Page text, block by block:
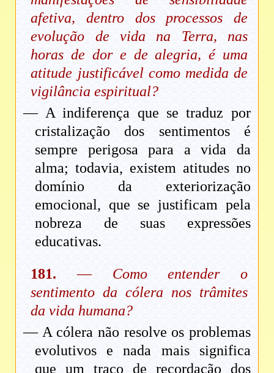
afetiva, dentro dos processos de
evolução de vida na Terra, nas
horas de dor e de alegria, é uma
atitude justificável como medida de
vigilância espiritual?
— A indiferença que se traduz por
cristalização dos sentimentos é
sempre perigosa para a vida da
alma; todavia, existem atitudes no
domínio da exteriorização
emocional, que se justificam pela
nobreza de suas expressões
educativas.
181. — Como entender o
sentimento da cólera nos trâmites
da vida humana?
— A cólera não resolve os problemas
evolutivos e nada mais significa
que um traço de recordação dos